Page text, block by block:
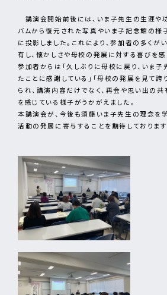
講演会開始前後には、いま子先生の生涯や
バムから復元された写真やいま子記念館の様
に投影しました。これにより、参加者の多くが
有し、懐かしさや母校の発展に対する喜びを感
参加者からは「久しぶりに母校に戻り、いま
たことに感謝している」「母校の発展を見て誇
られ、講演内容だけでなく、再会や思い出の
を感じている様子がうかがえました。
本講演会が、今後も須藤いま子先生の理念を
活動の発展に寄与することを期待しております